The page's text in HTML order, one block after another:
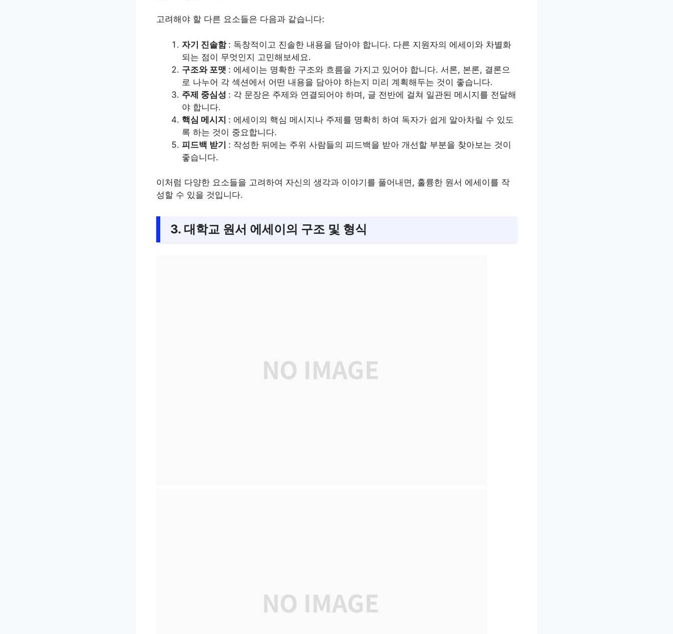
고려해야 할 다른 요소들은 다음과 같습니다:
자기 진솔함 : 독창적이고 진솔한 내용을 담아야 합니다. 다른 지원자의 에세이와 차별화
되는 점이 무엇인지 고민해보세요.
구조와 포맷 : 에세이는 명확한 구조와 흐름을 가지고 있어야 합니다. 서론, 본론, 결론으
로 나누어 각 섹션에서 어떤 내용을 담아야 하는지 미리 계획해두는 것이 좋습니다.
주제 중심성 : 각 문장은 주제와 연결되어야 하며, 글 전반에 걸쳐 일관된 메시지를 전달해
야 합니다.
핵심 메시지 : 에세이의 핵심 메시지나 주제를 명확히 하여 독자가 쉽게 알아차릴 수 있도
록 하는 것이 중요합니다.
피드백 받기 : 작성한 뒤에는 주위 사람들의 피드백을 받아 개선할 부분을 찾아보는 것이
좋습니다.
이처럼 다양한 요소들을 고려하여 자신의 생각과 이야기를 풀어내면, 훌륭한 원서 에세이를 작
성할 수 있을 것입니다.
3. 대학교 원서 에세이의 구조 및 형식